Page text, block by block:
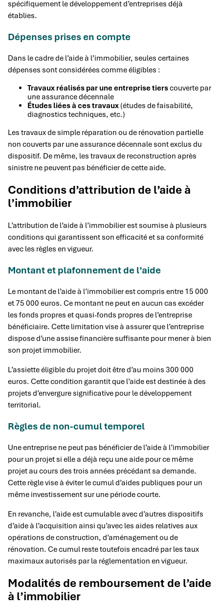
spécifiquement le développement d’entreprises déjà
établies.
Dépenses prises en compte
Dans le cadre de l’aide à l’immobilier, seules certaines
dépenses sont considérées comme éligibles :
Travaux réalisés par une entreprise tierscouverte par
une assurance décennale
Études liées à ces travaux (études de faisabilité,
diagnostics techniques, etc.)
Les travaux de simple réparation ou de rénovation partielle
non couverts par une assurance décennale sont exclus du
dispositif. De même, les travaux de reconstruction après
sinistre ne peuvent pas bénéficier de cette aide.
Conditions d’attribution de l’aide à
l’immobilier
L’attribution de l’aide à l’immobilier est soumise à plusieurs
conditions qui garantissent son efficacité et sa conformité
avec les règles en vigueur.
Montant et plafonnement de l’aide
Le montant de l’aide à l’immobilier est compris entre 15 000
et 75 000 euros. Ce montant ne peut en aucun cas excéder
les fonds propres et quasi-fonds propres de l’entreprise
bénéficiaire. Cette limitation vise à assurer que l’entreprise
dispose d’une assise financière suffisante pour mener à bien
son projet immobilier.
L’assiette éligible du projet doit être d’au moins 300 000
euros. Cette condition garantit que l’aide est destinée à des
projets d’envergure significative pour le développement
territorial.
Règles de non-cumul temporel
Une entreprise ne peut pas bénéficier de l’aide à l’immobilier
pour un projet si elle a déjà reçu une aide pour ce même
projet au cours des trois années précédant sa demande.
Cette règle vise à éviter le cumul d’aides publiques pour un
même investissement sur une période courte.
En revanche, l’aide est cumulable avec d’autres dispositifs
d’aide à l’acquisition ainsi qu’avec les aides relatives aux
opérations de construction, d’aménagement ou de
rénovation. Ce cumul reste toutefois encadré par les taux
maximaux autorisés par la réglementation en vigueur.
Modalités de remboursement de l’aide
à l’immobilier